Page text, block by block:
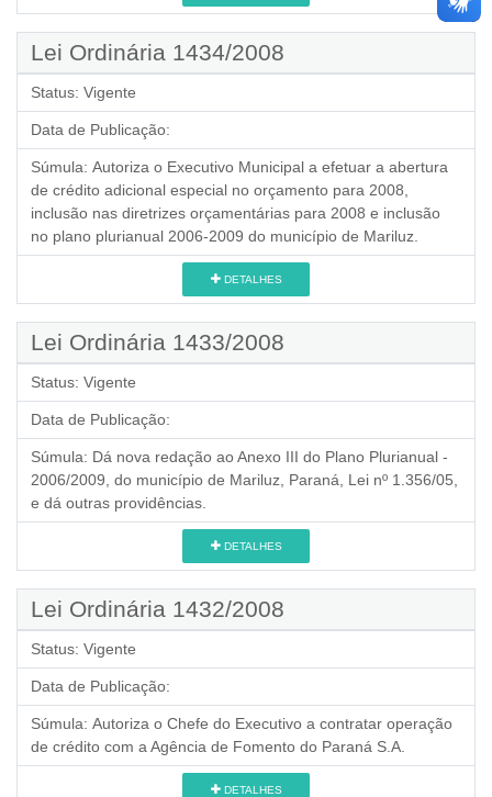
Lei Ordinária 1434/2008
Status: Vigente
Data de Publicação:
Súmula: Autoriza o Executivo Municipal a efetuar a abertura
de crédito adicional especial no orçamento para 2008,
inclusão nas diretrizes orçamentárias para 2008 e inclusão
no plano plurianual 2006-2009 do município de Mariluz.
DETALHES
Lei Ordinária 1433/2008
Status: Vigente
Data de Publicação:
Súmula: Dá nova redação ao Anexo III do Plano Plurianual -
2006/2009, do município de Mariluz, Paraná, Lei nº 1.356/05,
e dá outras providências.
DETALHES
Lei Ordinária 1432/2008
Status: Vigente
Data de Publicação:
Súmula: Autoriza o Chefe do Executivo a contratar operação
de crédito com a Agência de Fomento do Paraná S.A.
DETALHES